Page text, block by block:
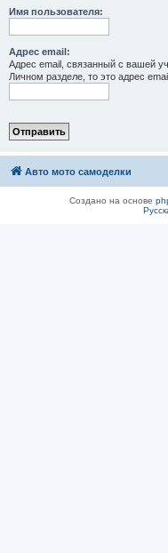
Имя пользователя:
Адрес email:
Адрес email, связанный с вашей
Личном разделе, то это адрес
Авто мото самоделки
Создано на основе